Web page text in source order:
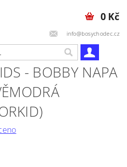
info@bosychodec.cz
0 Kč
- BOBBY NAPA